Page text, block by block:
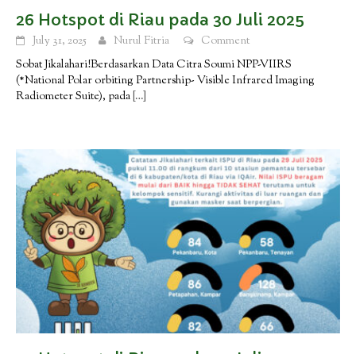
26 Hotspot di Riau pada 30 Juli 2025
July 31, 2025 Nurul Fitria
Comment
Sobat Jikalahari!Berdasarkan Data Citra Soumi NPP-VIIRS
(*National Polar orbiting Partnership- Visible Infrared Imaging
Radiometer Suite), pada […]